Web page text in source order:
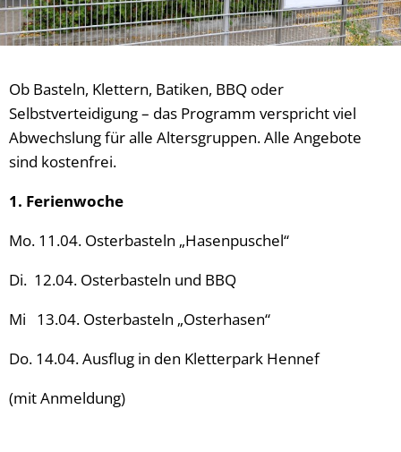
Ob Basteln, Klettern, Batiken, BBQ oder
Selbstverteidigung – das Programm verspricht viel
Abwechslung für alle Altersgruppen. Alle Angebote
sind kostenfrei.
1. Ferienwoche
Mo. 11.04. Osterbasteln „Hasenpuschel“
Di. 12.04. Osterbasteln und BBQ
Mi 13.04. Osterbasteln „Osterhasen“
Do. 14.04. Ausflug in den Kletterpark Hennef
(mit Anmeldung)